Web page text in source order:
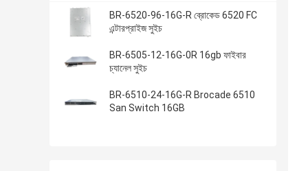
BR-6520-96-16G-R ব্রোকেড 6520 FC
এন্টারপ্রাইজ সুইচ
BR-6505-12-16G-0R 16gb ফাইবার
চ্যানেল সুইচ
BR-6510-24-16G-R Brocade 6510
San Switch 16GB